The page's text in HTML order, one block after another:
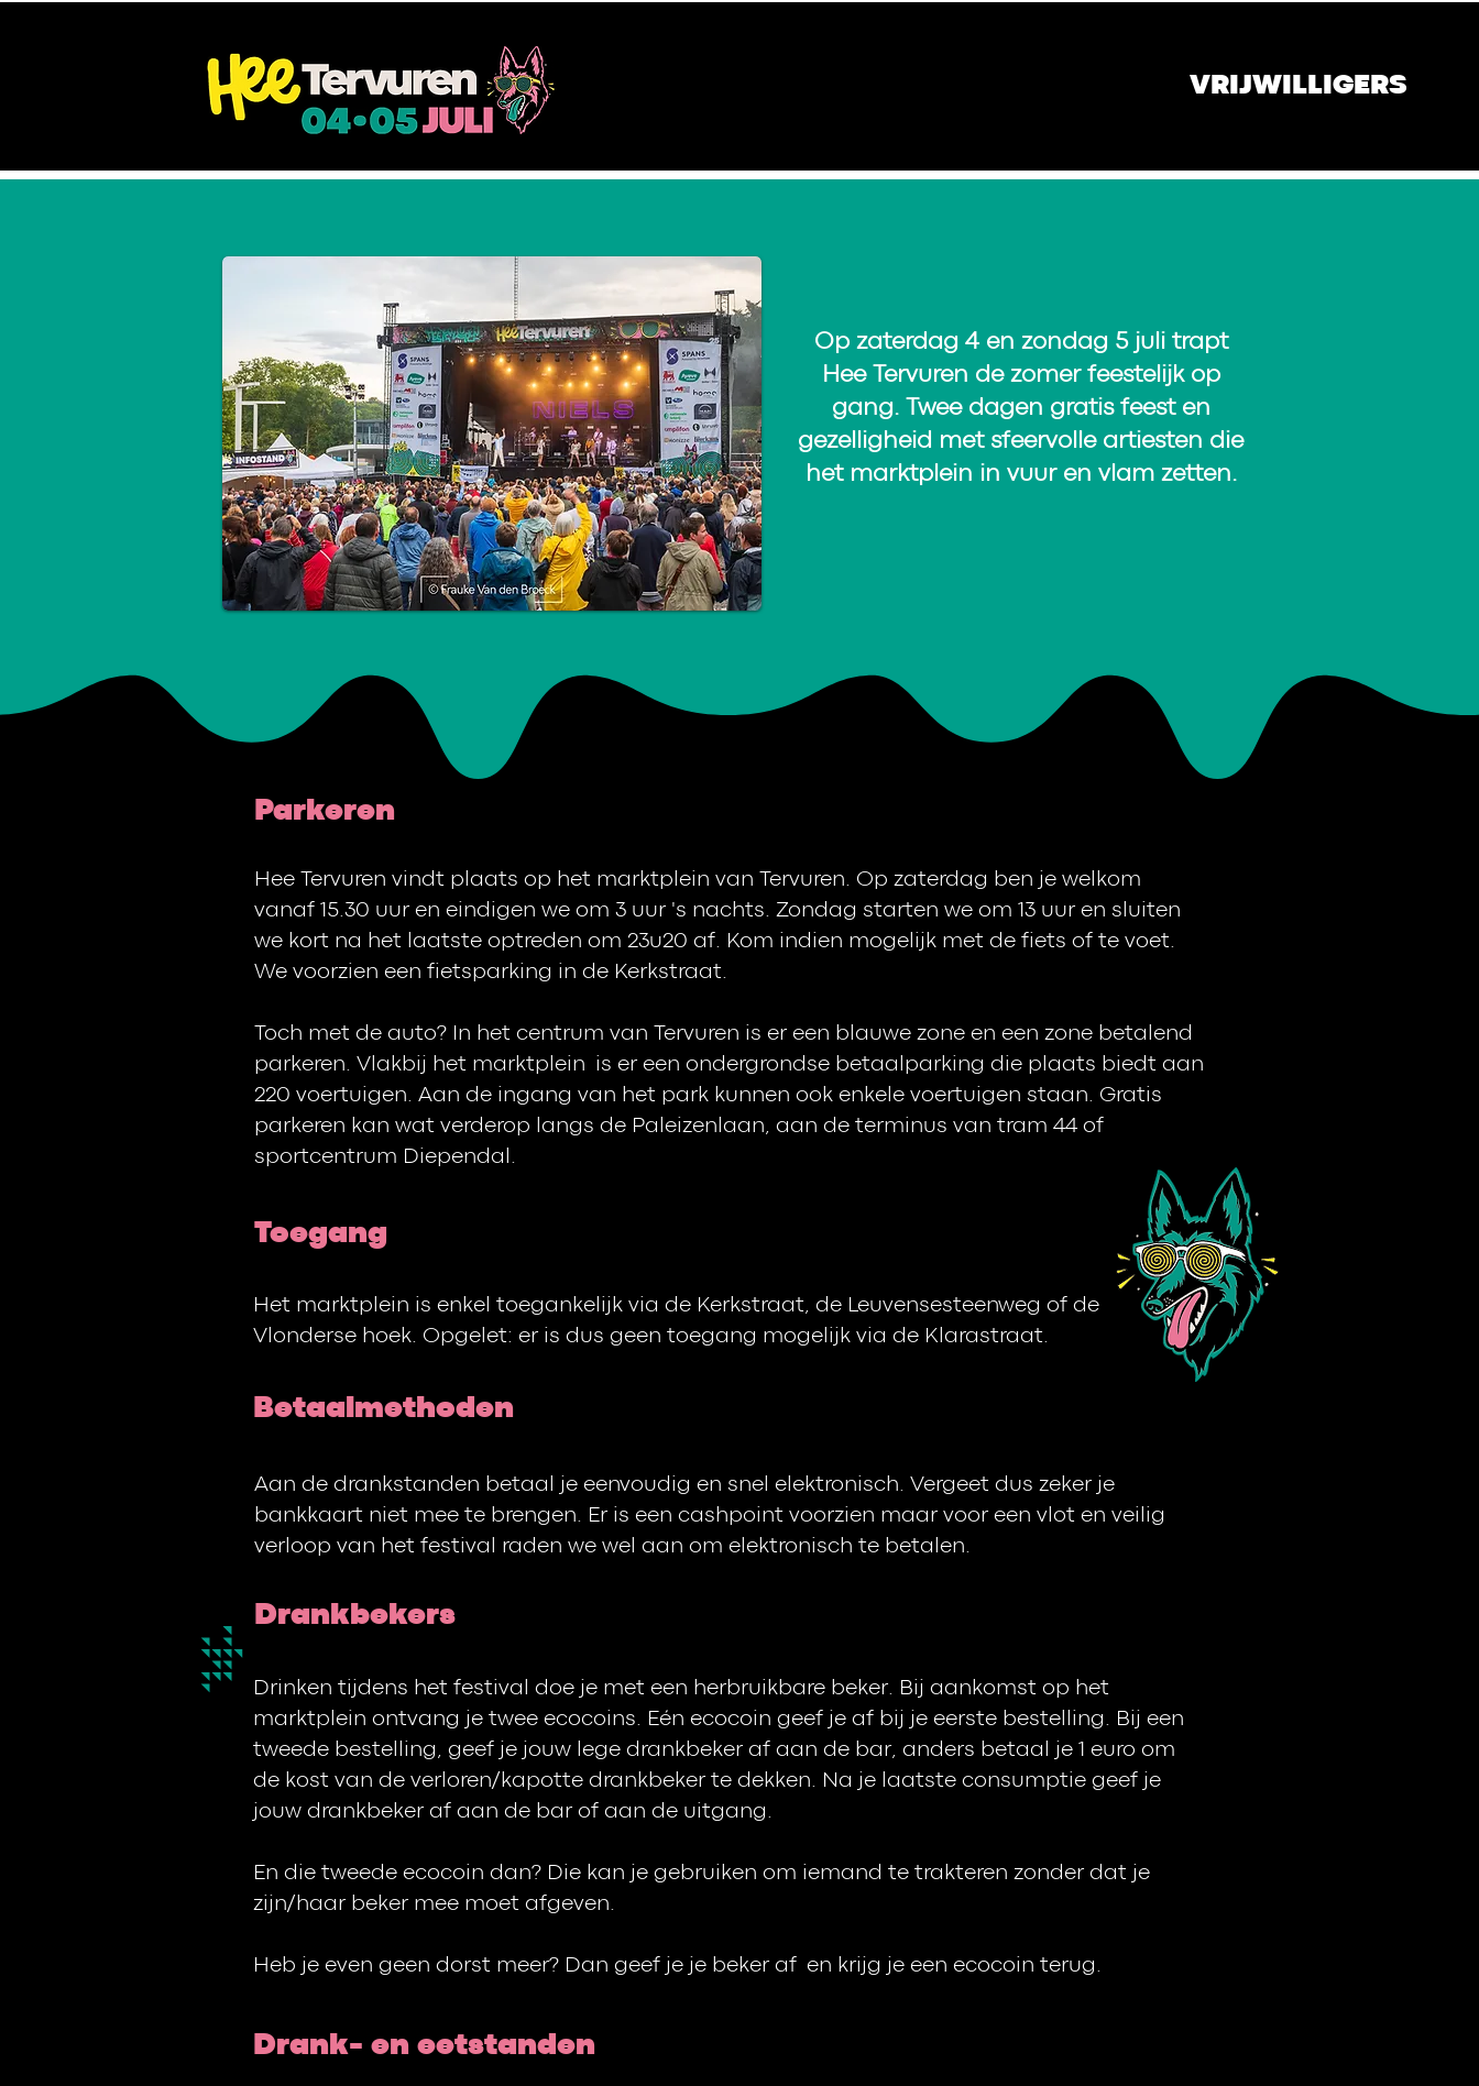
VRIJWILLIGERS
Op zaterdag 4 en zondag 5 juli trapt
Hee Tervuren de zomer feestelijk op
gang. Twee dagen gratis feest en
gezelligheid met sfeervolle artiesten die
het marktplein in vuur en vlam zetten.
Parkeren
Hee Tervuren vindt plaats op het marktplein van Tervuren. Op zaterdag ben je welkom
vanaf 15.30 uur en eindigen we om 3 uur 's nachts. Zondag starten we om 13 uur en sluiten
we kort na het laatste optreden om 23u20 af. Kom indien mogelijk met de fiets of te voet.
We voorzien een fietsparking in de Kerkstraat.
Toch met de auto? In het centrum van Tervuren is er een blauwe zone en een zone betalend
parkeren. Vlakbij het marktplein is er een ondergrondse betaalparking die plaats biedt aan
220 voertuigen. Aan de ingang van het park kunnen ook enkele voertuigen staan. Gratis
parkeren kan wat verderop langs de Paleizenlaan, aan de terminus van tram 44 of
sportcentrum Diependal.
Toegang
Het marktplein is enkel toegankelijk via de Kerkstraat, de Leuvensesteenweg of de
Vlonderse hoek. Opgelet: er is dus geen toegang mogelijk via de Klarastraat.
Betaalmethoden
Aan de drankstanden betaal je eenvoudig en snel elektronisch. Vergeet dus zeker je
bankkaart niet mee te brengen. Er is een cashpoint voorzien maar voor een vlot en veilig
verloop van het festival raden we wel aan om elektronisch te betalen.
Drankbekers
Drinken tijdens het festival doe je met een herbruikbare beker. Bij aankomst op het
marktplein ontvang je twee ecocoins. Eén ecocoin geef je af bij je eerste bestelling. Bij een
tweede bestelling, geef je jouw lege drankbeker af aan de bar, anders betaal je 1 euro om
de kost van de verloren/kapotte drankbeker te dekken. Na je laatste consumptie geef je
jouw drankbeker af aan de bar of aan de uitgang.
En die tweede ecocoin dan? Die kan je gebruiken om iemand te trakteren zonder dat je
zijn/haar beker mee moet afgeven.
Heb je even geen dorst meer? Dan geef je je beker af en krijg je een ecocoin terug.
Drank- en eetstanden